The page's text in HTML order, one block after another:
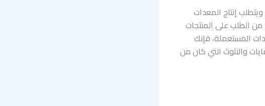
إنتاج المعدات
الطلب على المنتجات
المستعملة، فإنك
والتلوث التي كان من